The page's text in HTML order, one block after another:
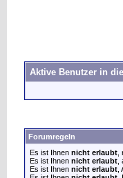
Aktive Benutzer in
Forumregeln
Es ist Ihnen nicht erlaubt
Es ist Ihnen nicht erlaubt
Es ist Ihnen nicht erlaubt